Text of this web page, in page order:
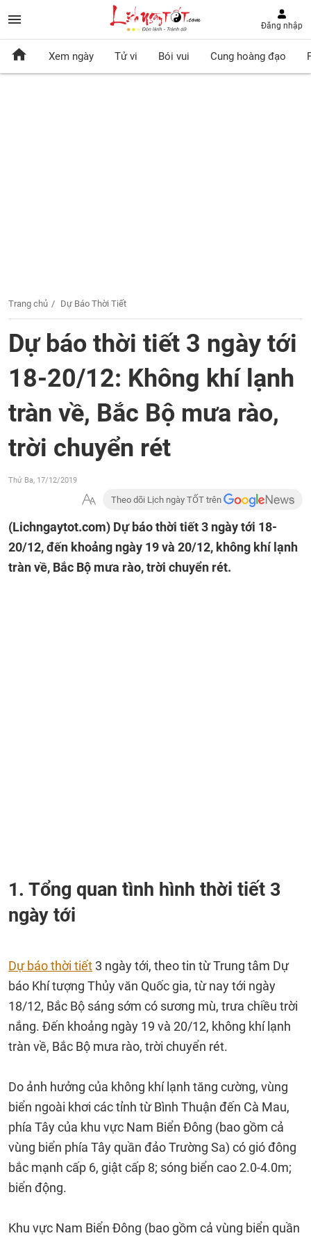
Đăng nhập
Xem ngày Tử vi Bói vui Cung hoàng đạo
Trang chủ Dự Báo Thời Tiết
Dự báo thời tiết 3 ngày tới
18-20/12: Không khí lạnh
tràn về, Bắc Bộ mưa rào,
trời chuyển rét
Thứ Ba, 17/12/2019
Theo dõi Lịch ngày TỐT trên
(Lichngaytot.com) Dự báo thời tiết 3 ngày tới 18-
20/12, đến khoảng ngày 19 và 20/12, không khí lạnh
tràn về, Bắc Bộ mưa rào, trời chuyển rét.
1. Tổng quan tình hình thời tiết 3
ngày tới
Dự báo thời tiết 3 ngày tới, theo tin từ Trung tâm Dự
báo Khí tượng Thủy văn Quốc gia, từ nay tới ngày
18/12, Bắc Bộ sáng sớm có sương mù, trưa chiều trời
nắng. Đến khoảng ngày 19 và 20/12, không khí lạnh
tràn về, Bắc Bộ mưa rào, trời chuyển rét.
Do ảnh hưởng của không khí lạnh tăng cường, vùng
biển ngoài khơi các tỉnh từ Bình Thuận đến Cà Mau,
phía Tây của khu vực Nam Biển Đông (bao gồm cả
vùng biển phía Tây quần đảo Trường Sa) có gió đông
bắc mạnh cấp 6, giật cấp 8; sóng biển cao 2.0-4.0m;
biển động.
Khu vực Nam Biển Đông (bao gồm cả vùng biển quần